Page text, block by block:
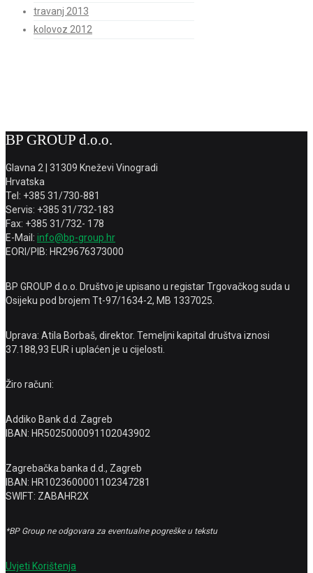
travanj 2013
kolovoz 2012
BP GROUP d.o.o.
Glavna 2 | 31309 Kneževi Vinogradi
Hrvatska
Tel: +385 31/730-881
Servis: +385 31/732-183
Fax: +385 31/732- 178
E-Mail: info@bp-group.hr
EORI/PIB: HR29676373000
BP GROUP d.o.o. Društvo je upisano u registar Trgovačkog suda u
Osijeku pod brojem Tt-97/1634-2, MB 1337025.
Uprava: Atila Borbaš, direktor. Temeljni kapital društva iznosi
37.188,93 EUR i uplaćen je u cijelosti.
Žiro računi:
Addiko Bank d.d. Zagreb
IBAN: HR5025000091102043902
Zagrebačka banka d.d., Zagreb
IBAN: HR1023600001102347281
SWIFT: ZABAHR2X
*BP Group ne odgovara za eventualne pogreške u tekstu
Uvjeti Korištenja